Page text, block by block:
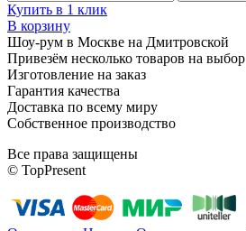
Купить в 1 клик
В корзину
Шоу-рум в Москве на Дмитровской
Привезём несколько товаров на выбор
Изготовление на заказ
Гарантия качества
Доставка по всему миру
Собственное производство
Все права защищены
© TopPresent